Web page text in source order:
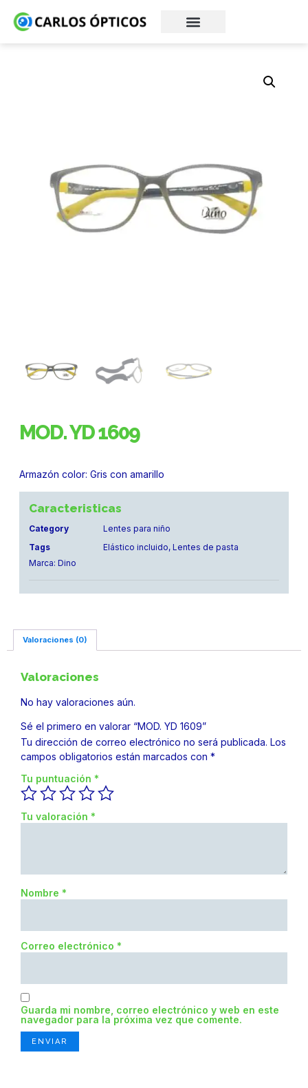
MOD. YD 1609
Armazón color: Gris con amarillo
Caracteristicas
Category
Lentes para niño
Tags
Elástico incluido, Lentes de pasta
Marca: Dino
Valoraciones (0)
Valoraciones
No hay valoraciones aún.
Sé el primero en valorar “MOD. YD 1609”
Tu dirección de correo electrónico no será publicada. Los
campos obligatorios están marcados con *
Tu puntuación *
Tu valoración *
Nombre *
Correo electrónico *
Guarda mi nombre, correo electrónico y web en este
navegador para la próxima vez que comente.